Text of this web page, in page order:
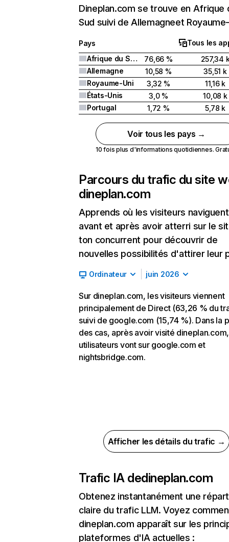
Dineplan.com se trouve en Afrique
Sud suivi de Allemagneet
Pays
Tous les
Afrique du Sud
76,66 %
257,34
Allemagne
10,58 %
35,51 k
Royaume-Uni
3,32 %
11,16 k
États-Unis
3,0 %
10,08 k
Portugal
1,72 % 5,78 k
Voir tous les pays →
10 fois plus d'informations quotidiennes.
Parcours du trafic du site
dineplan.com
Apprends où les visiteurs naviguent
avant et après avoir atterri sur le
ton concurrent pour découvrir de
nouvelles possibilités d'attirer leur
Ordinateur juin 2026
Sur dineplan.com, les visiteurs viennent
principalement de Direct (63,26 % du
suivi de google.com (15,74 %). Dans la
des cas, après avoir visité
utilisateurs vont sur google.com et
nightsbridge.com.
Afficher les détails du trafic →
Trafic IA dedineplan.com
Obtenez instantanément une
claire du trafic LLM. Voyez
dineplan.com apparaît sur les
plateformes d'IA actuelles :